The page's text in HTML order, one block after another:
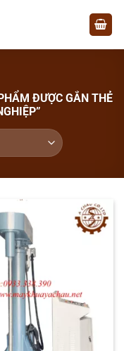
ĐƯỢC GẮN THẺ